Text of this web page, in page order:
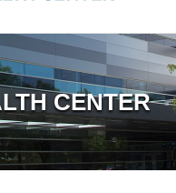
CENTER